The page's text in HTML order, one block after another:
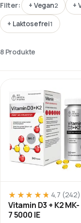
Filter: + Vegan2 +
+ Laktosefrei1
8 Produkte ·
8 Produkte
★★★★★
★★★★★ 4,7 (242)
Vitamin D3 + K2 MK-
7 5000 IE